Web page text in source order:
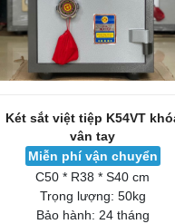
Két sắt việt tiệp K54VT
vân tay
Miễn phí vận chuyển
C50 * R38 * S40 cm
Trọng lượng: 50kg
Bảo hành: 24 tháng